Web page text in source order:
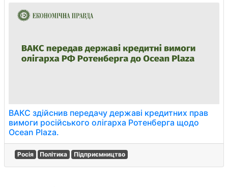
ВАКС здійснив передачу державі кредитних прав
вимоги російського олігарха Ротенберга щодо
Ocean Plaza.
Росія Політика Підприємництво